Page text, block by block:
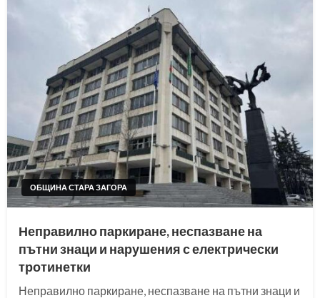
ОБЩИНА СТАРА ЗАГОРА
Неправилно паркиране, неспазване на
пътни знаци и нарушения с електрически
тротинетки
Неправилно паркиране, неспазване на пътни знаци и